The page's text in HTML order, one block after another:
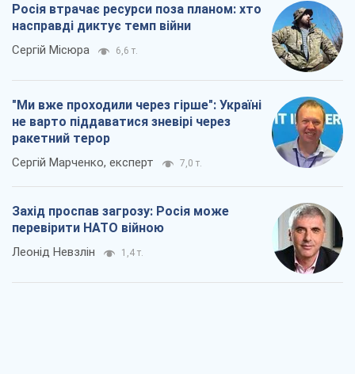
Росія втрачає ресурси поза планом: хто
насправді диктує темп війни
Сергій Місюра 6,6 т.
"Ми вже проходили через гірше": Україні
не варто піддаватися зневірі через
ракетний терор
Сергій Марченко, експерт 7,0 т.
Захід проспав загрозу: Росія може
перевірити НАТО війною
Леонід Невзлін 1,4 т.